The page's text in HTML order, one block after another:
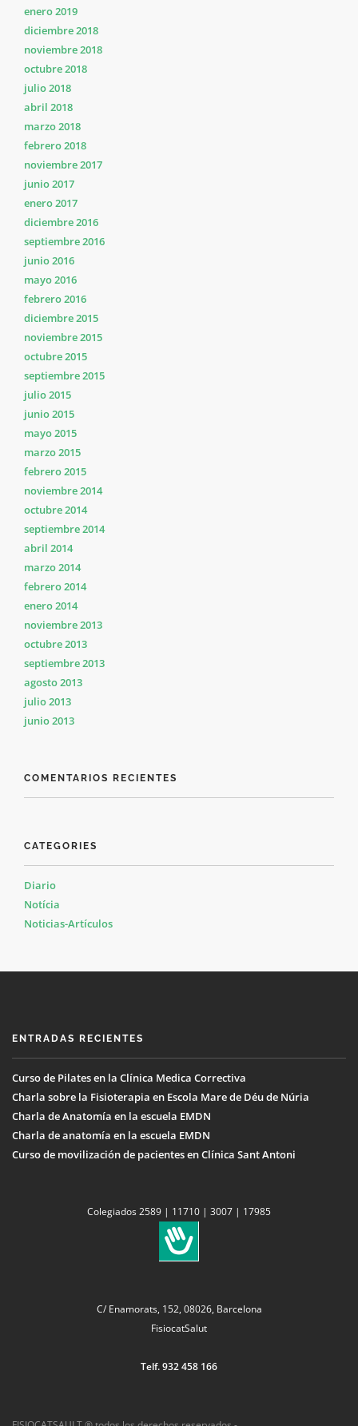
enero 2019
diciembre 2018
noviembre 2018
octubre 2018
julio 2018
abril 2018
marzo 2018
febrero 2018
noviembre 2017
junio 2017
enero 2017
diciembre 2016
septiembre 2016
junio 2016
mayo 2016
febrero 2016
diciembre 2015
noviembre 2015
octubre 2015
septiembre 2015
julio 2015
junio 2015
mayo 2015
marzo 2015
febrero 2015
noviembre 2014
octubre 2014
septiembre 2014
abril 2014
marzo 2014
febrero 2014
enero 2014
noviembre 2013
octubre 2013
septiembre 2013
agosto 2013
julio 2013
junio 2013
COMENTARIOS RECIENTES
CATEGORIES
Diario
Notícia
Noticias-Artículos
ENTRADAS RECIENTES
Curso de Pilates en la Clínica Medica Correctiva
Charla sobre la Fisioterapia en Escola Mare de Déu de Núria
Charla de Anatomía en la escuela EMDN
Charla de anatomía en la escuela EMDN
Curso de movilización de pacientes en Clínica Sant Antoni
Colegiados 2589 | 11710 | 3007 | 17985
C/ Enamorats, 152, 08026, Barcelona
FisiocatSalut
Telf. 932 458 166